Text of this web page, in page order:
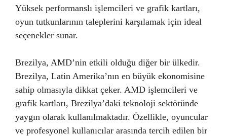
Yüksek performanslı işlemcileri ve grafik kartları,
oyun tutkunlarının taleplerini karşılamak için ideal
seçenekler sunar.
Brezilya, AMD’nin etkili olduğu diğer bir ülkedir.
Brezilya, Latin Amerika’nın en büyük ekonomisine
sahip olmasıyla dikkat çeker. AMD işlemcileri ve
grafik kartları, Brezilya’daki teknoloji sektöründe
yaygın olarak kullanılmaktadır. Özellikle, oyuncular
ve profesyonel kullanıcılar arasında tercih edilen bir